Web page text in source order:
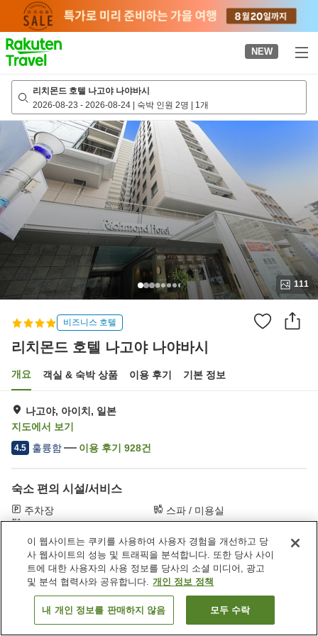
page
NEW
리치몬드 호텔 나고야 나야바시
2026-08-23 - 2026-08-24 | 숙박 인원 2명 | 1개
111
비즈니스 호텔
리치몬드 호텔 나고야 나야바시
개요 객실 & 숙박 상품 이용 후기 기본 정보
나고야, 아이치, 일본
지도에서 보기
4.5 훌륭함 이용 후기 928건
숙소 편의 시설/서비스
주차장
스파 / 미용실
레스토랑
자동판매기
일본 아이치 나고야 리치몬드 호텔 나고야 나야바시
객실 보기
이 웹사이트는 쿠키를 사용하여 사용자 경험을 개선하고 당
사 웹사이트의 성능 및 트래픽을 분석합니다. 또한 당사 사이
트에 대한 사용자의 사용 정보를 당사의 소셜 미디어, 광고
및 분석 협력사와 공유합니다. 개인 정보 정책
내 개인 정보를 판매하지 않음 모두 수락